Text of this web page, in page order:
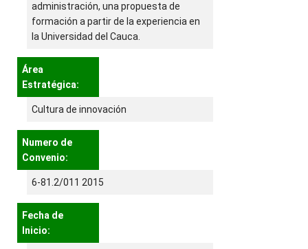
administración, una propuesta de
formación a partir de la experiencia en
la Universidad del Cauca.
Área
Estratégica:
Cultura de innovación
Numero de
Convenio:
6-81.2/011 2015
Fecha de
Inicio: